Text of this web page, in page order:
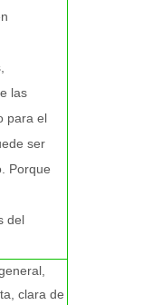
las
para el
ser
Porque
del
clara de